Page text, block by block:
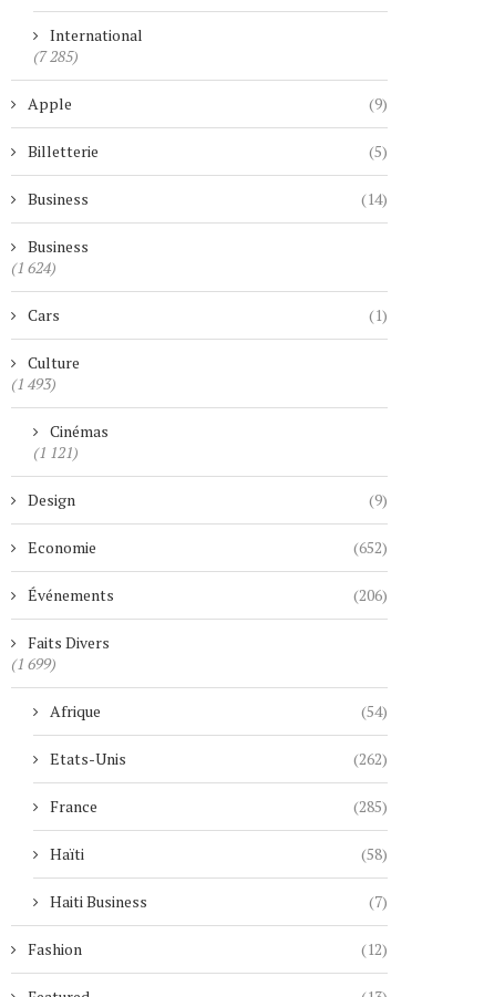
International
(7 285)
Apple (9)
Billetterie (5)
Business (14)
Business
(1 624)
Cars (1)
Culture
(1 493)
Cinémas
(1 121)
Design (9)
Economie (652)
Événements (206)
Faits Divers
(1 699)
Afrique (54)
Etats-Unis (262)
France (285)
Haïti (58)
Haiti Business (7)
Fashion (12)